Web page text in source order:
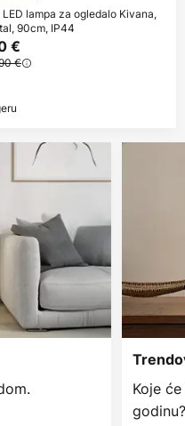
lampa za ogledalo Kivana,
90cm, IP44
€
€
Koje
godinu?